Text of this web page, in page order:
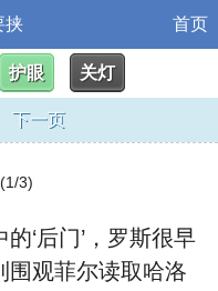
挟 首页
护眼 关灯
下一页
3)
‘后门’，罗斯很早
围观菲尔读取哈洛